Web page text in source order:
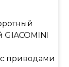
GIACOMINI
приводами